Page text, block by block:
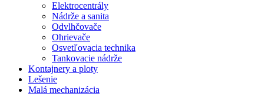
Elektrocentrály
Nádrže a sanita
Odvlhčovače
Ohrievače
Osvetľovacia technika
Tankovacie nádrže
Kontajnery a ploty
Lešenie
Malá mechanizácia